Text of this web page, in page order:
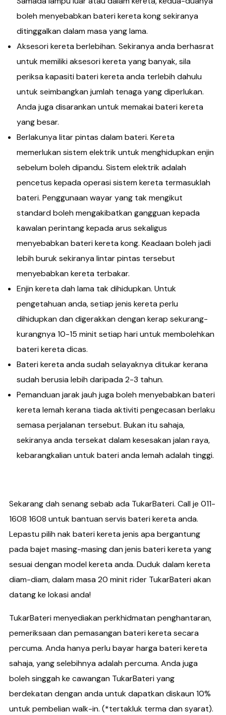
boleh menyebabkan bateri kereta kong sekiranya
ditinggalkan dalam masa yang lama.
Aksesori kereta berlebihan. Sekiranya anda berhasrat
untuk memiliki aksesori kereta yang banyak, sila
periksa kapasiti bateri kereta anda terlebih dahulu
untuk seimbangkan jumlah tenaga yang diperlukan.
Anda juga disarankan untuk memakai bateri kereta
yang besar.
Berlakunya litar pintas dalam bateri. Kereta
memerlukan sistem elektrik untuk menghidupkan enjin
sebelum boleh dipandu. Sistem elektrik adalah
pencetus kepada operasi sistem kereta termasuklah
bateri. Penggunaan wayar yang tak mengikut
standard boleh mengakibatkan gangguan kepada
kawalan perintang kepada arus sekaligus
menyebabkan bateri kereta kong. Keadaan boleh jadi
lebih buruk sekiranya lintar pintas tersebut
menyebabkan kereta terbakar.
Enjin kereta dah lama tak dihidupkan. Untuk
pengetahuan anda, setiap jenis kereta perlu
dihidupkan dan digerakkan dengan kerap sekurang-
kurangnya 10-15 minit setiap hari untuk membolehkan
bateri kereta dicas.
Bateri kereta anda sudah selayaknya ditukar kerana
sudah berusia lebih daripada 2-3 tahun.
Pemanduan jarak jauh juga boleh menyebabkan bateri
kereta lemah kerana tiada aktiviti pengecasan berlaku
semasa perjalanan tersebut. Bukan itu sahaja,
sekiranya anda tersekat dalam kesesakan jalan raya,
kebarangkalian untuk bateri anda lemah adalah tinggi.
Sekarang dah senang sebab ada TukarBateri. Call je 011-
1608 1608 untuk bantuan servis bateri kereta anda.
Lepastu pilih nak bateri kereta jenis apa bergantung
pada bajet masing-masing dan jenis bateri kereta yang
sesuai dengan model kereta anda. Duduk dalam kereta
diam-diam, dalam masa 20 minit rider TukarBateri akan
datang ke lokasi anda!
TukarBateri menyediakan perkhidmatan penghantaran,
pemeriksaan dan pemasangan bateri kereta secara
percuma. Anda hanya perlu bayar harga bateri kereta
sahaja, yang selebihnya adalah percuma. Anda juga
boleh singgah ke cawangan TukarBateri yang
berdekatan dengan anda untuk dapatkan diskaun 10%
untuk pembelian walk-in. (*tertakluk terma dan syarat).